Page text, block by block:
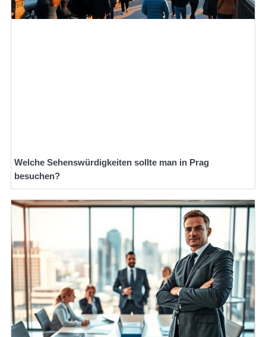
Welche Sehenswürdigkeiten sollte man in Prag
besuchen?